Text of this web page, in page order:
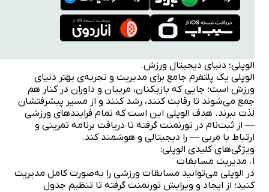
الوپلی؛ دنیای دیجیتال ورزش.
الوپلی یک پلتفرم جامع برای مدیریت و تجربه‌ی بهتر دنیای
ورزش است؛ جایی که بازیکنان، مربیان و داوران در کنار هم
جمع می‌شوند تا رقابت کنند، رشد کنند و از مسیر پیشرفتشان
لذت ببرند. هدف الوپلی این است که تمام فرایندهای ورزشی
— از ثبت‌نام در تورنمنت گرفته تا دریافت برنامه تمرینی و
ارتباط با مربی — را دیجیتالی و هوشمند کند.
ویژگی‌های کلیدی الوپلی:
1. مدیریت مسابقات
در الوپلی می‌توانید مسابقات ورزشی را به‌صورت کامل مدیریت
کنید؛ از ایجاد و ویرایش تورنمنت گرفته تا تنظیم جدول